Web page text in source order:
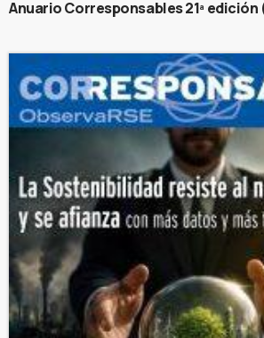
Anuario Corresponsables 21ª edición